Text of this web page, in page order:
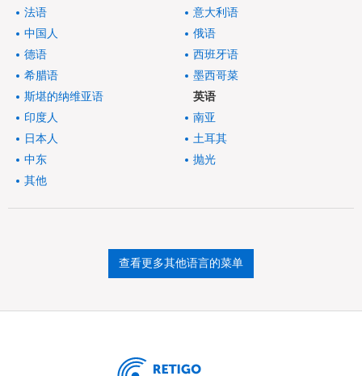
法语
意大利语
中国人
俄语
德语
西班牙语
希腊语
墨西哥菜
斯堪的纳维亚语
英语
印度人
南亚
日本人
土耳其
中东
抛光
其他
查看更多其他语言的菜单